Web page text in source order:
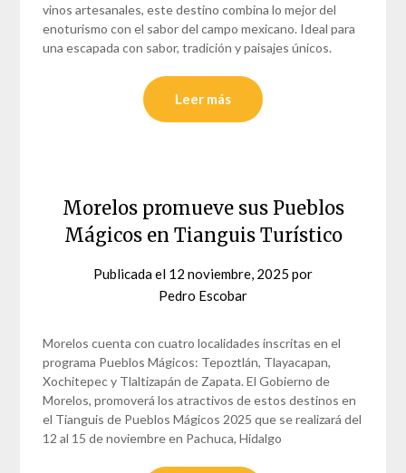
vinos artesanales, este destino combina lo mejor del
enoturismo con el sabor del campo mexicano. Ideal para
una escapada con sabor, tradición y paisajes únicos.
Leer más
Morelos promueve sus Pueblos
Mágicos en Tianguis Turístico
Publicada el 12 noviembre, 2025 por
Pedro Escobar
Morelos cuenta con cuatro localidades inscritas en el
programa Pueblos Mágicos: Tepoztlán, Tlayacapan,
Xochitepec y Tlaltizapán de Zapata. El Gobierno de
Morelos, promoverá los atractivos de estos destinos en
el Tianguis de Pueblos Mágicos 2025 que se realizará del
12 al 15 de noviembre en Pachuca, Hidalgo